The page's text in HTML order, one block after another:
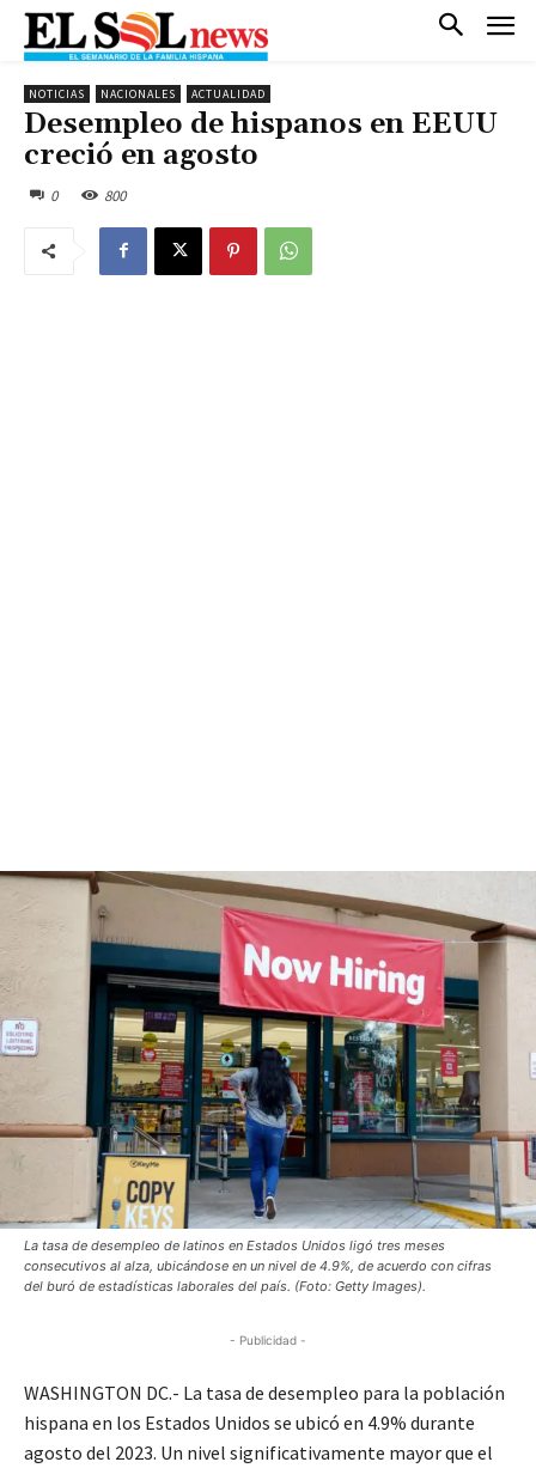
NOTICIAS NACIONALES ACTUALIDAD
Desempleo de hispanos en EEUU
creció en agosto
0 800
La tasa de desempleo de latinos en Estados Unidos ligó tres meses
consecutivos al alza, ubicándose en un nivel de 4.9%, de acuerdo con cifras
del buró de estadísticas laborales del país. (Foto: Getty Images).
- Publicidad -
WASHINGTON DC.- La tasa de desempleo para la población
hispana en los Estados Unidos se ubicó en 4.9% durante
agosto del 2023. Un nivel significativamente mayor que el